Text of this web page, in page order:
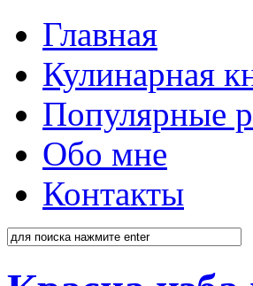
Главная
Кулинарная
Популярные
Обо мне
Контакты